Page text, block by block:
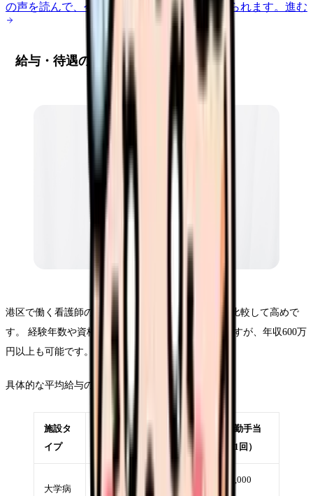
の声を読んで、今の職場だけの問題か確かめられます。 進む
給与・待遇の実態
港区で働く看護師の平均給与は、東京都内の平均と比較して高めで
す。 経験年数や資格、勤務先などによって異なりますが、年収600万
円以上も可能です。
具体的な平均給与の情報は以下の通りです。
施設タ
イプ
常勤年収（3
年目目安）
非常勤時
給
夜勤手当
（1回）
大学病
450万円〜
1,800
12,000